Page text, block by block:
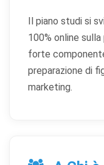
Il piano studi si
100% online
forte
preparazione di
marketing.